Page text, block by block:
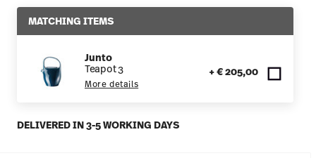
MATCHING ITEMS
Junto
Teapot 3
More details
+ € 205,00
DELIVERED IN 3-5 WORKING DAYS